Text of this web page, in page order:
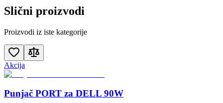
Slični proizvodi
Proizvodi iz iste kategorije
Akcija
Punjač PORT za DELL 90W